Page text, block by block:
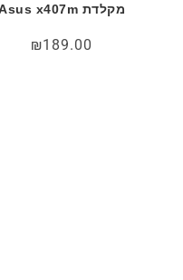
מקלדת Asus x407m
₪189.00